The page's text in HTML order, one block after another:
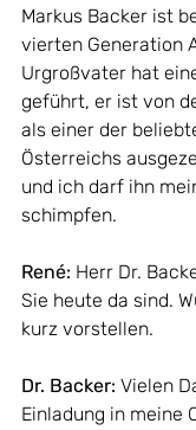
Markus Backer ist
vierten Generation
Urgroßvater hat
geführt, er ist von
als einer der
Österreichs
und ich darf ihn
schimpfen.
René: Herr Dr.
Sie heute da sind.
kurz vorstellen.
Dr. Backer: Vielen
Einladung in meine